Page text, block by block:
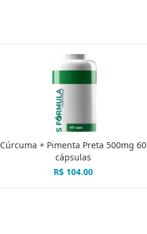
Cúrcuma + Pimenta Preta 500mg 60
cápsulas
R$ 104.00